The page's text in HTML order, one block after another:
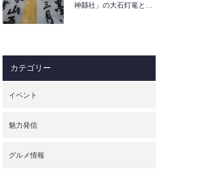
神縣社」の大石灯篭と幟
カテゴリー
イベント
魅力発信
グルメ情報